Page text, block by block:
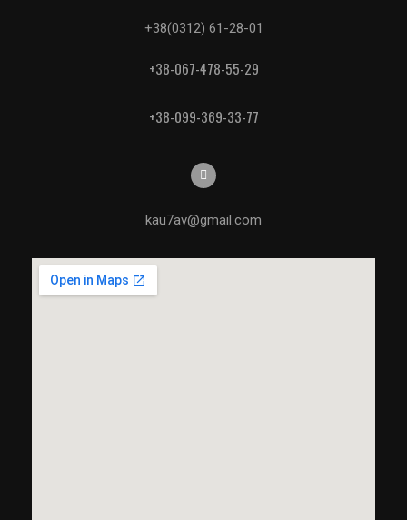
+38(0312) 61-28-01
+38-067-478-55-29
+38-099-369-33-77
kau7av@gmail.com